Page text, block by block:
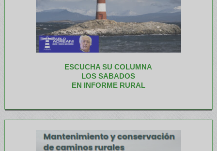
ESCUCHA SU COLUMNA
LOS SABADOS
EN INFORME RURAL